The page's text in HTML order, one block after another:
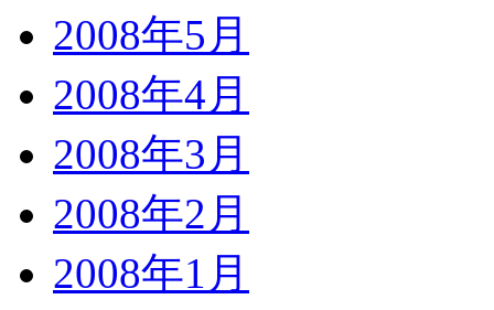
2008年5月
2008年4月
2008年3月
2008年2月
2008年1月